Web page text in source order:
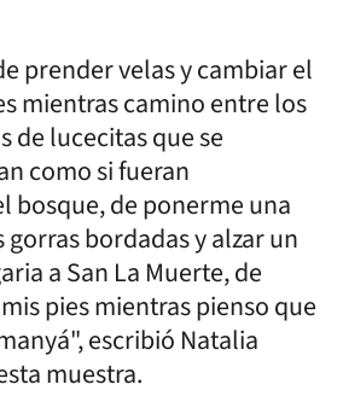
prender velas y cambiar el
mientras camino entre los
de lucecitas que se
como si fueran
bosque, de ponerme una
gorras bordadas y alzar un
a San La Muerte, de
pies mientras pienso que
escribió Natalia
muestra.